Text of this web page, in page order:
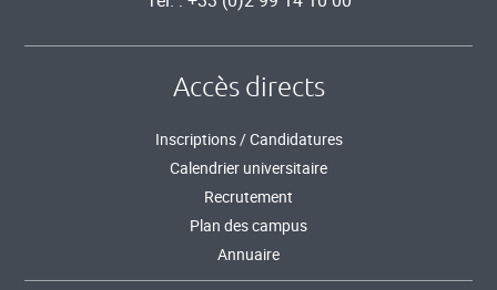
Accès directs
Inscriptions / Candidatures
Calendrier universitaire
Recrutement
Plan des campus
Annuaire